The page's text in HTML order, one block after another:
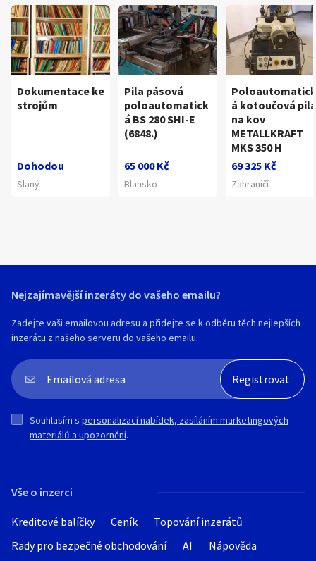
Dokumentace ke
strojům
Dohodou
Slaný
Pila pásová
poloautomatick
á BS 280 SHI-E
(6848.)
65 000 Kč
Blansko
Poloautomatick
á kotoučová pila
na kov
METALLKRAFT
MKS 350 H
69 325 Kč
Zahraničí
Vše o inzerci
Kreditové balíčky Ceník
Topování inzerátů
Rady pro bezpečné obchodování
AI
Nápověda
Nejzajímavější inzeráty do vašeho emailu?
Zadejte vaši emailovou adresu a přidejte se k odběru těch nejlepších
inzerátu z našeho serveru do vašeho emailu.
Souhlasím s personalizací nabídek, zasíláním marketingových
materiálů a upozornění.